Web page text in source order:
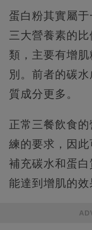
蛋白粉其實屬
三大營養素的
類，主要有增
別。前者的碳
質成分更多。
正常三餐飲食
練的要求，因
補充碳水和蛋
能達到增肌的效